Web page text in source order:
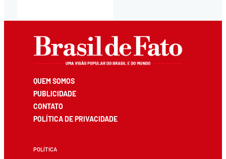
QUEM SOMOS
PUBLICIDADE
CONTATO
POLÍTICA DE PRIVACIDADE
POLÍTICA